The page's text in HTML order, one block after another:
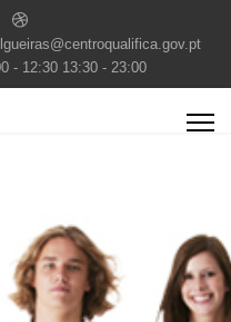
- 12:30 13:30 - 23:00